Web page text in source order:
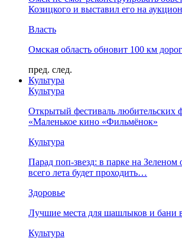
Козицкого и выставил его на аукцион
Власть
Омская область обновит 100 км
пред. след.
Культура
Культура
Открытый фестиваль любительских
«Маленькое кино «Фильмёнок»
Культура
Парад поп-звезд: в парке на Зеленом
всего лета будет проходить…
Здоровье
Лучшие места для шашлыков и бани
Культура